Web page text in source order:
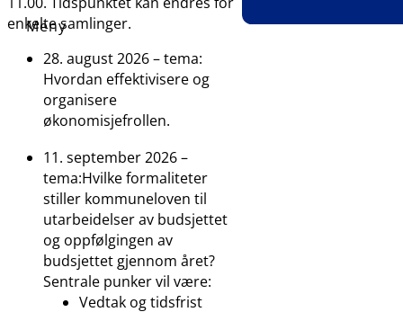
enkelte samlinger.
28. august 2026 – tema:
Hvordan effektivisere og
organisere
økonomisjefrollen.
11. september 2026 –
tema:Hvilke formaliteter
stiller kommuneloven til
utarbeidelser av budsjettet
og oppfølgingen av
budsjettet gjennom året?
Sentrale punker vil være:
Vedtak og tidsfrist
dere ønsker. De som